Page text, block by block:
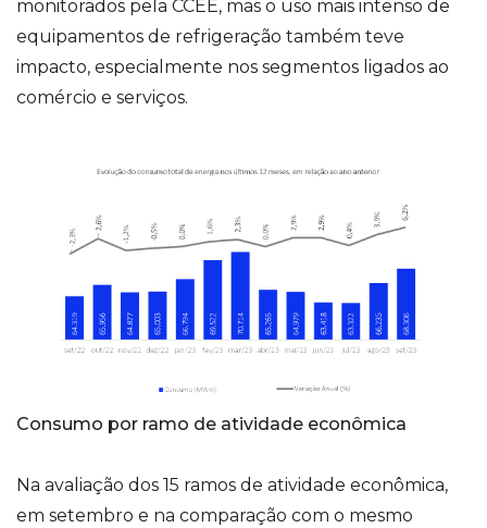
monitorados pela CCEE, mas o uso mais intenso de
equipamentos de refrigeração também teve
impacto, especialmente nos segmentos ligados ao
comércio e serviços.
Consumo por ramo de atividade econômica
Na avaliação dos 15 ramos de atividade econômica,
em setembro e na comparação com o mesmo